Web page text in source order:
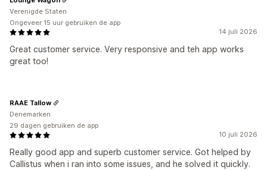
14 juli 2026
Great customer service. Very responsive and teh app works
great too!
Verenigde Staten
Ongeveer 15 uur gebruiken de app
10 juli 2026
Really good app and superb customer service. Got helped by
Callistus when i ran into some issues, and he solved it quickly.
RAAE Tallow
Denemarken
29 dagen gebruiken de app